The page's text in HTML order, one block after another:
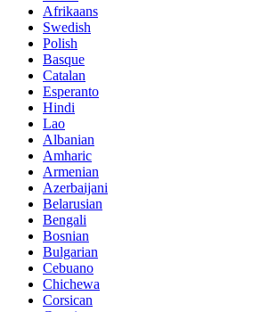
Afrikaans
Swedish
Polish
Basque
Catalan
Esperanto
Hindi
Lao
Albanian
Amharic
Armenian
Azerbaijani
Belarusian
Bengali
Bosnian
Bulgarian
Cebuano
Chichewa
Corsican